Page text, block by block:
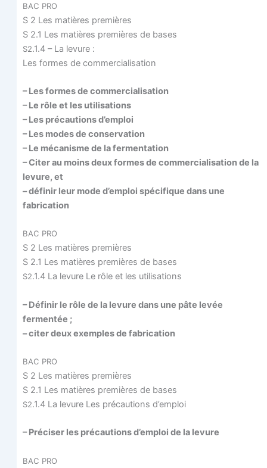
BAC PRO
S 2 Les matières premières
S 2.1 Les matières pre­mières de bases
S2.1.4 – La levure :
Les formes de commercialisation
– Les formes de commercialisation
– Le rôle et les utilisations
– Les pré­cau­tions d’emploi
– Les modes de conservation
– Le méca­nisme de la fermentation
– Citer au moins deux formes de com­mer­cia­li­sa­tion de la
levure, et
– défi­nir leur mode d’emploi spé­ci­fique dans une
fabrication
BAC PRO
S 2 Les matières premières
S 2.1 Les matières pre­mières de bases
S2.1.4 La levure Le rôle et les utilisations
– Défi­nir le rôle de la levure dans une pâte levée
fermentée ;
– citer deux exemples de fabrication
BAC PRO
S 2 Les matières premières
S 2.1 Les matières pre­mières de bases
S2.1.4 La levure Les pré­cau­tions d’emploi
– Pré­ci­ser les pré­cau­tions d’emploi de la levure
BAC PRO